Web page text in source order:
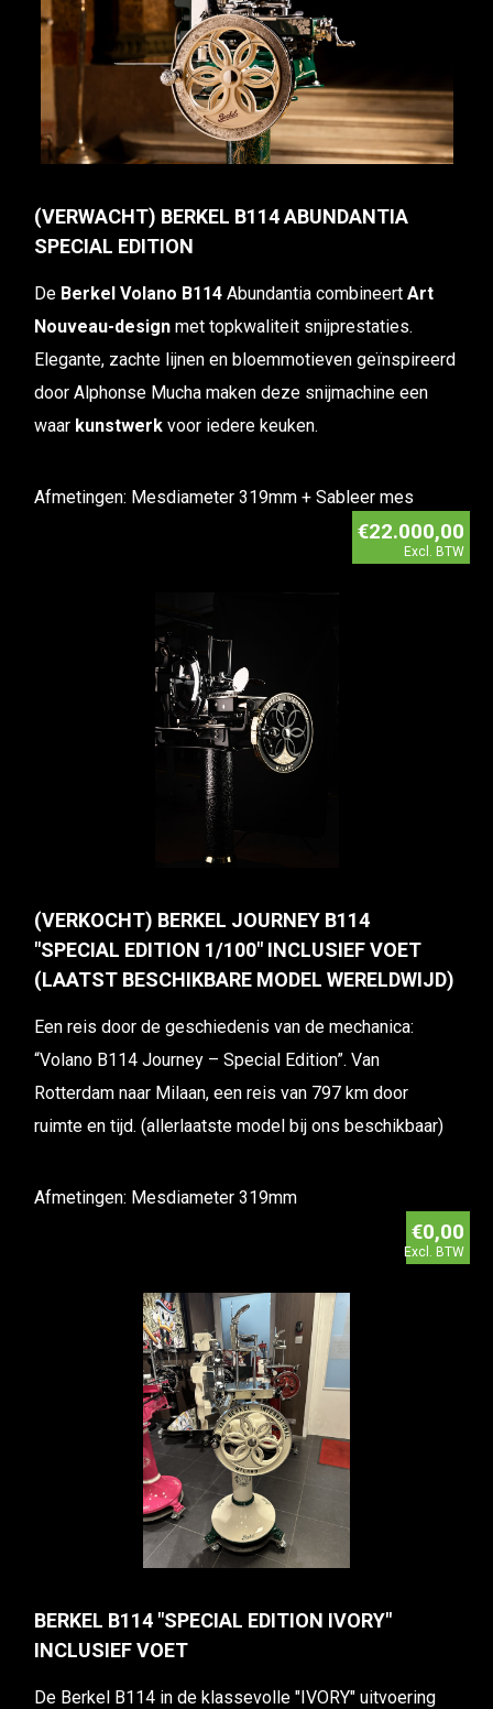
(VERWACHT) BERKEL B114 ABUNDANTIA
SPECIAL EDITION
De Berkel Volano B114 Abundantia combineert Art
Nouveau-design met topkwaliteit snijprestaties.
Elegante, zachte lijnen en bloemmotieven geïnspireerd
door Alphonse Mucha maken deze snijmachine een
waar kunstwerk voor iedere keuken.
Afmetingen: Mesdiameter 319mm + Sableer mes
€22.000,00
Excl. BTW
(VERKOCHT) BERKEL JOURNEY B114
"SPECIAL EDITION 1/100" INCLUSIEF VOET
(LAATST BESCHIKBARE MODEL WERELDWIJD)
Een reis door de geschiedenis van de mechanica:
“Volano B114 Journey – Special Edition”. Van
Rotterdam naar Milaan, een reis van 797 km door
ruimte en tijd. (allerlaatste model bij ons beschikbaar)
Afmetingen: Mesdiameter 319mm
€0,00
Excl. BTW
BERKEL B114 "SPECIAL EDITION IVORY"
INCLUSIEF VOET
De Berkel B114 in de klassevolle "IVORY" uitvoering